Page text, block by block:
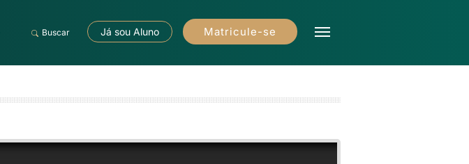
Buscar Já sou Aluno Matricule-se